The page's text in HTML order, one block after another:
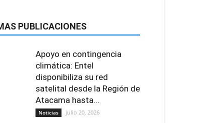
PUBLICACIONES
Apoyo en contingencia
climática: Entel
disponibiliza su red
satelital desde la Región de
Atacama hasta...
Noticias julio 20, 2026